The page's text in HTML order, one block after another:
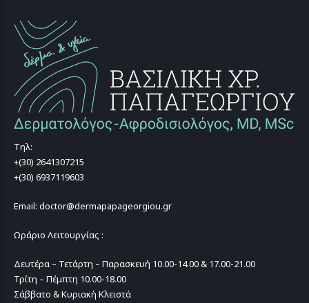
Τηλ:
+(30) 2641307215
+(30) 6937119603
Email: doctor@dermapapageorgiou.gr
Ωράριο Λειτουργίας :
Δευτέρα – Τετάρτη – Παρασκευή 10.00-14.00 & 17.00-21.00
Τρίτη – Πέμπτη 10.00-18.00
Σάββατο & Κυριακή Κλειστά